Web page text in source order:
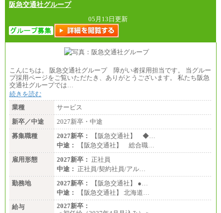
阪急交通社グループ
05月13日更新
こんにちは。 阪急交通社グループ 障がい者採用担当です。 当グルー
プ採用ページをご覧いただたき、ありがとうございます。 私たち阪急
交通社グループでは…
続きを読む
業種
サービス
新卒／中途
2027新卒・中途
募集職種
2027新卒：
【阪急交通社】 ◆…
中途：
【阪急交通社】 総合職…
雇用形態
2027新卒： 正社員
中途： 正社員/契約社員/アル…
勤務地
2027新卒：
【阪急交通社】 ●…
中途：
【阪急交通社】 北海道…
給与
2027新卒：